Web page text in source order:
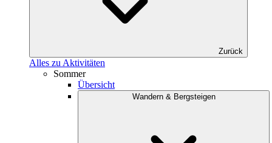
Zurück
Alles zu Aktivitäten
Sommer
Übersicht
Wandern & Bergsteigen